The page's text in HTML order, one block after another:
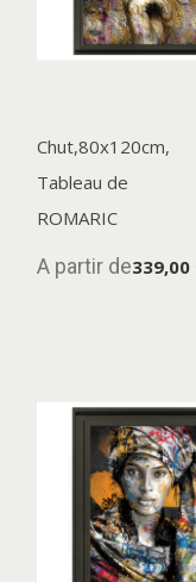
Chut,80x120cm,
Tableau de
ROMARIC
A partir de339,00